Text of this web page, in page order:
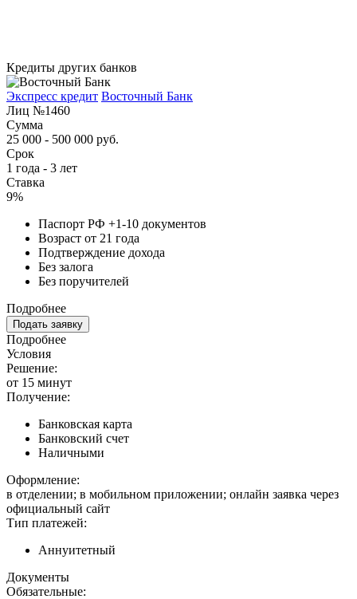
Кредиты других банков
Экспресс кредит Восточный Банк
Лиц №1460
Сумма
25 000 - 500 000 руб.
Срок
1 года - 3 лет
Ставка
9%
Паспорт РФ +1-10 документов
Возраст от 21 года
Подтверждение дохода
Без залога
Без поручителей
Подробнее
Подать заявку
Подробнее
Условия
Решение:
от 15 минут
Получение:
Банковская карта
Банковский счет
Наличными
Оформление:
в отделении; в мобильном приложении; онлайн заявка через
официальный сайт
Тип платежей:
Аннуитетный
Документы
Обязательные: